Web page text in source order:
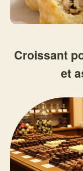
Croissant
et